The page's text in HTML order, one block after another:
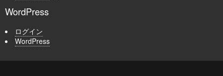
WordPress
ログイン
WordPress